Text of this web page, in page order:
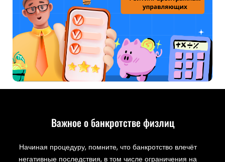
Важное о банкротстве физлиц
Начиная процедуру, помните, что банкротство влечёт
негативные последствия, в том числе ограничения на